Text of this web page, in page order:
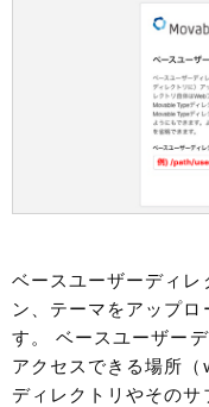
ベースユーザーディレ
ン、テーマをアップ
す。 ベースユーザー
アクセスできる場所
ディレクトリやそのサ